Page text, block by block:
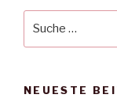
NEUESTE